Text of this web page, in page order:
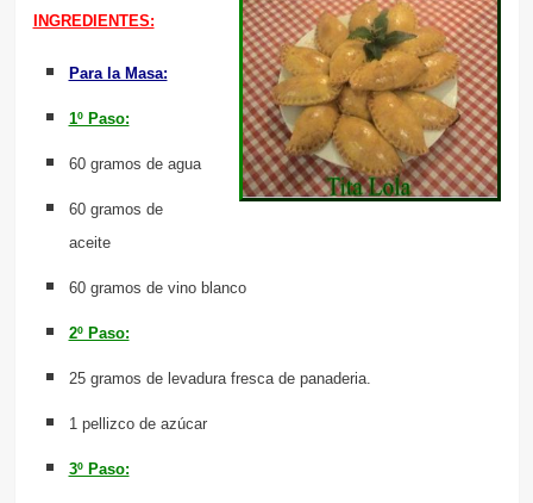
INGREDIENTES:
Para la Masa:
1º Paso:
60 gramos de agua
60 gramos de
aceite
60 gramos de vino blanco
2º Paso:
25 gramos de levadura fresca de panaderia.
1 pellizco de azúcar
3º Paso: